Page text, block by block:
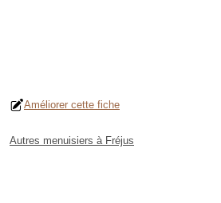
Améliorer cette fiche
Autres menuisiers à Fréjus